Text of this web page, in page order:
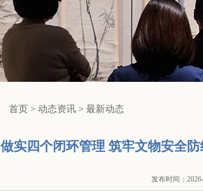
首页 > 动态资讯 > 最新动态
做实四个闭环管理 筑牢文物安全
发布时间：